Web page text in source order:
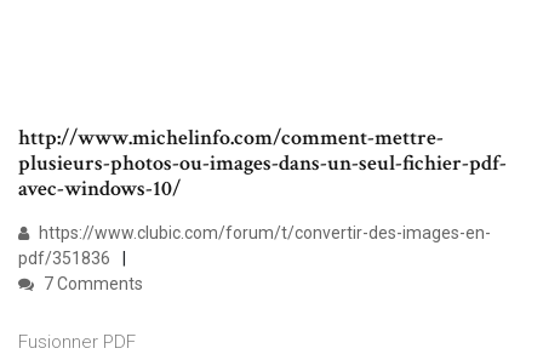
http://www.michelinfo.com/comment-mettre-
plusieurs-photos-ou-images-dans-un-seul-fichier-pdf-
avec-windows-10/
https://www.clubic.com/forum/t/convertir-des-images-en-
pdf/351836
7 Comments
Fusionner PDF